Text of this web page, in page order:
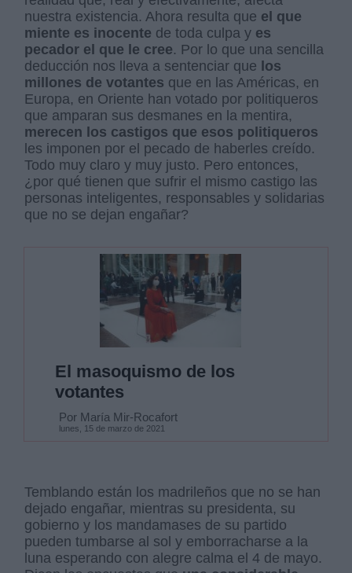
nuestra existencia. Ahora resulta que el que
miente es inocente de toda culpa y es
pecador el que le cree. Por lo que una sencilla
deducción nos lleva a sentenciar que los
millones de votantes que en las Américas, en
Europa, en Oriente han votado por politiqueros
que amparan sus desmanes en la mentira,
merecen los castigos que esos politiqueros
les imponen por el pecado de haberles creído.
Todo muy claro y muy justo. Pero entonces,
¿por qué tienen que sufrir el mismo castigo las
personas inteligentes, responsables y solidarias
que no se dejan engañar?
El masoquismo de los
votantes
Por María Mir-Rocafort
lunes, 15 de marzo de 2021
Temblando están los madrileños que no se han
dejado engañar, mientras su presidenta, su
gobierno y los mandamases de su partido
pueden tumbarse al sol y emborracharse a la
luna esperando con alegre calma el 4 de mayo.